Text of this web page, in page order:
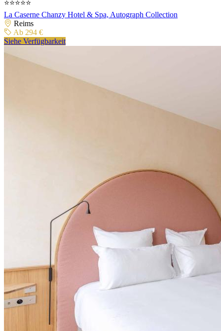
⭐⭐⭐⭐⭐
La Caserne Chanzy Hotel & Spa, Autograph Collection
Reims
Ab 294 €
Siehe Verfügbarkeit